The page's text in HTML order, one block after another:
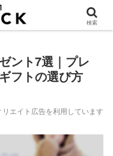
ント7選｜プレ
フトの選び方
エイト広告を利用しています
検索